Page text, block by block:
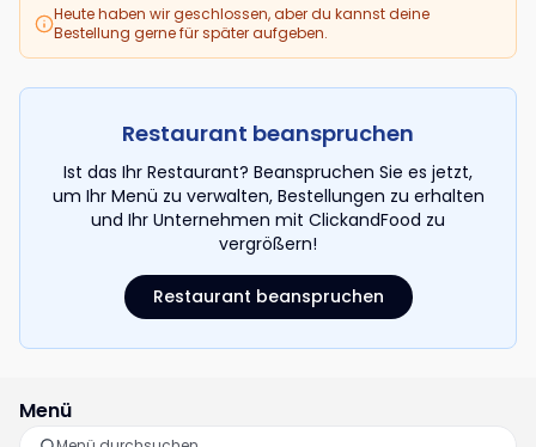
Heute haben wir geschlossen, aber du kannst deine
Bestellung gerne für später aufgeben.
Restaurant beanspruchen
Ist das Ihr Restaurant? Beanspruchen Sie es jetzt,
um Ihr Menü zu verwalten, Bestellungen zu erhalten
und Ihr Unternehmen mit ClickandFood zu
vergrößern!
Restaurant beanspruchen
Menü